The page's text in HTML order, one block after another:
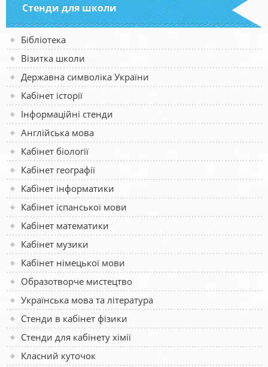
Стенди для школи
Бібліотека
Візитка школи
Державна символіка України
Кабінет історії
Інформаційні стенди
Англійська мова
Кабінет біології
Кабінет географії
Кабінет інформатики
Кабінет іспанської мови
Кабінет математики
Кабінет музики
Кабінет німецької мови
Образотворче мистецтво
Українська мова та література
Стенди в кабінет фізики
Стенди для кабінету хімії
Класний куточок